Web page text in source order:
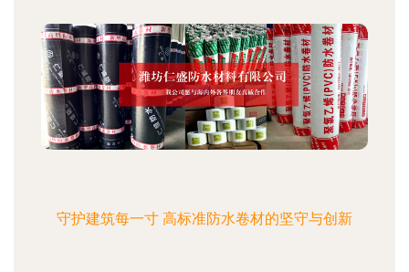
守护建筑每一寸 高标准防水卷材的坚守与创新